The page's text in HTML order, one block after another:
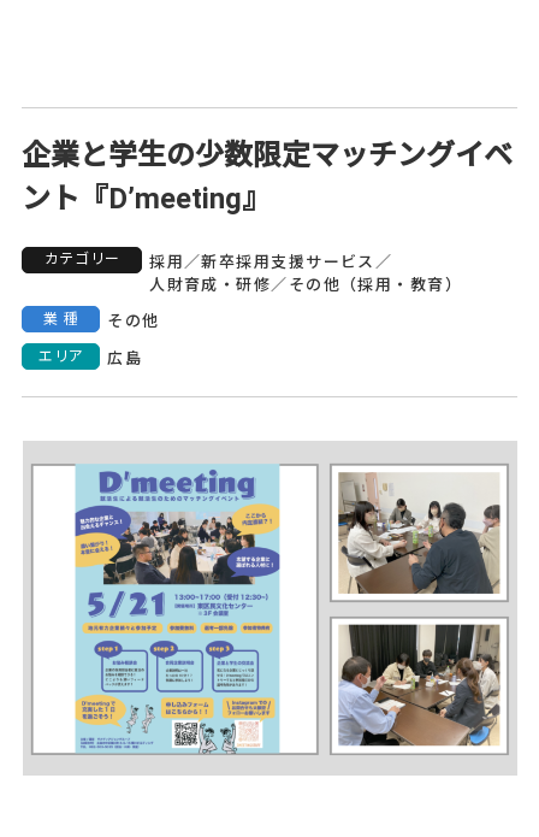
企業と学生の少数限定マッチングイベ
ント『D’meeting』
カテゴリー 採用 ／新卒採用支援サービス ／
人財育成・研修 ／ その他（採用・教育）
業種 その他
エリア 広島